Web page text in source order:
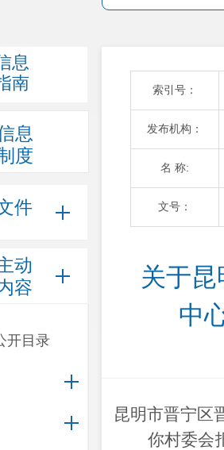
息
南
息
度
件
动
容
开目录
索引号：
发布机构：
名 称:
文号：
关于
中
昆明市晋宁区
你村委会